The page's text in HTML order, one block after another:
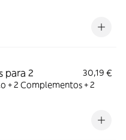
para 2
30,19 €
+ 2 Complementos + 2